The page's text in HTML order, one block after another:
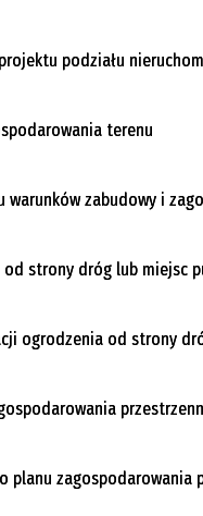
podziału
terenu
zabudowy i
strony dróg lub miejsc
ogrodzenia od strony
planu zagospodarowania